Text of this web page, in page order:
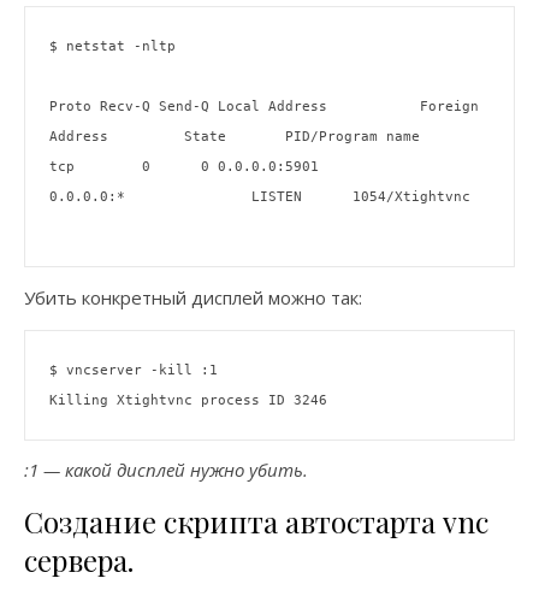
$ netstat -nltp
Proto Recv-Q Send-Q Local Address           Foreign
Address         State       PID/Program name
tcp        0      0 0.0.0.0:5901
0.0.0.0:*               LISTEN      1054/Xtightvnc
Убить конкретный дисплей можно так:
$ vncserver - kill
:1
:1 — какой дисплей нужно убить.
Создание скрипта автостарта vnc
сервера.